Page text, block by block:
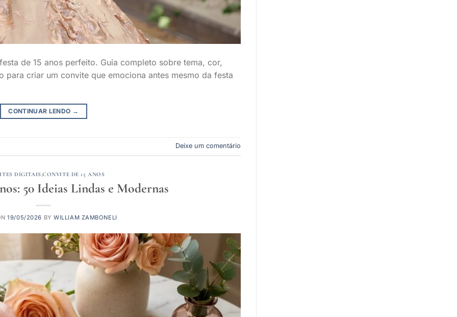
de 15 anos perfeito. Guia completo sobre tema, cor,
criar um convite que emociona antes mesmo da festa
CONTINUAR LENDO →
Deixe um comentário
DIGITAIS,CONVITE DE 15 ANOS
50 Ideias Lindas e Modernas
19/05/2026 BYWILLIAM ZAMBONELI